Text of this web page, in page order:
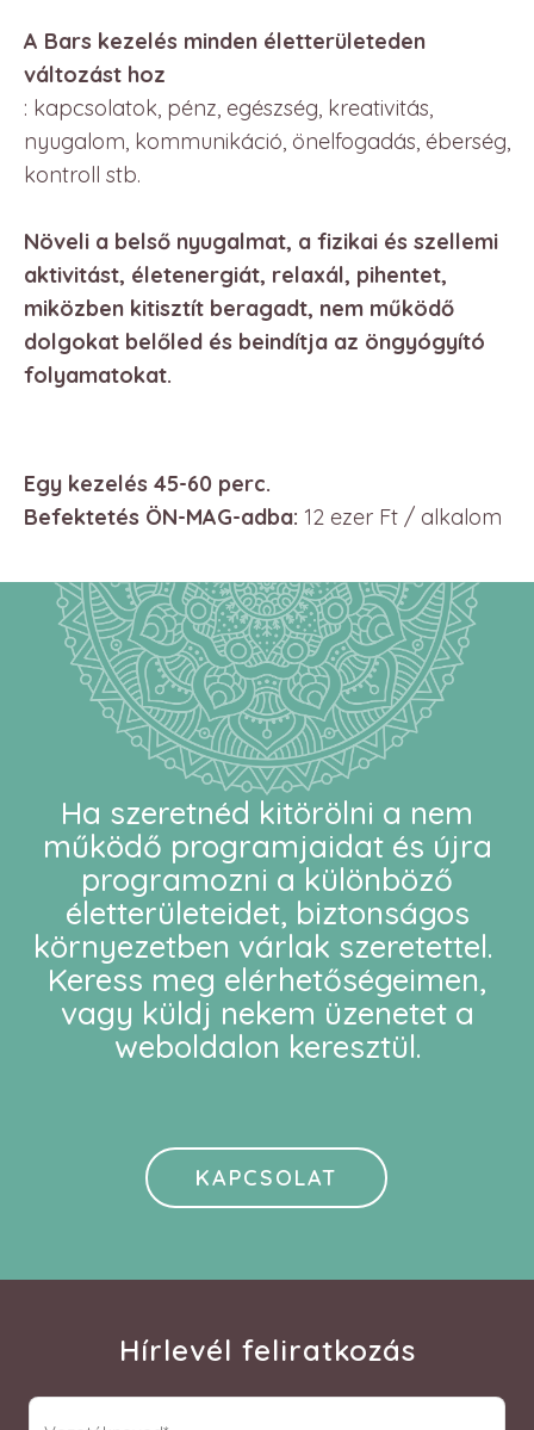
A Bars kezelés minden életterületeden
változást hoz
: kapcsolatok, pénz, egészség, kreativitás,
nyugalom, kommunikáció, önelfogadás, éberség,
kontroll stb.
Növeli a belső nyugalmat, a fizikai és szellemi
aktivitást, életenergiát, relaxál, pihentet,
miközben kitisztít beragadt, nem működő
dolgokat belőled és beindítja az öngyógyító
folyamatokat.
Egy kezelés 45-60 perc.
Befektetés ÖN-MAG-adba: 12 ezer Ft / alkalom
Ha szeretnéd kitörölni a nem
működő programjaidat és újra
programozni a különböző
életterületeidet, biztonságos
környezetben várlak szeretettel.
Keress meg elérhetőségeimen,
vagy küldj nekem üzenetet a
weboldalon keresztül.
KAPCSOLAT
Hírlevél feliratkozás
vnev